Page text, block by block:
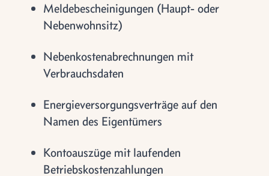
Meldebescheinigungen (Haupt- oder
Nebenwohnsitz)
Nebenkostenabrechnungen mit
Verbrauchsdaten
Energieversorgungsverträge auf den
Namen des Eigentümers
Kontoauszüge mit laufenden
Betriebskostenzahlungen